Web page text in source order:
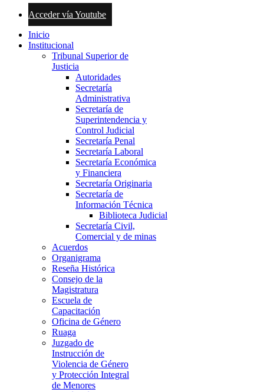
Acceder vía Youtube
Inicio
Institucional
Tribunal Superior de
Justicia
Autoridades
Secretaría
Administrativa
Secretaría de
Superintendencia y
Control Judicial
Secretaría Penal
Secretaría Laboral
Secretaría Económica
y Financiera
Secretaría Originaria
Secretaría de
Información Técnica
Biblioteca Judicial
Secretaría Civil,
Comercial y de minas
Acuerdos
Organigrama
Reseña Histórica
Consejo de la
Magistratura
Escuela de
Capacitación
Oficina de Género
Ruaga
Juzgado de
Instrucción de
Violencia de Género
y Protección Integral
de Menores